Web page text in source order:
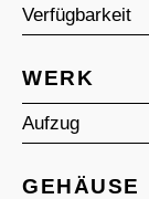
Verfügbarkeit
WERK
Aufzug
GEHÄUSE